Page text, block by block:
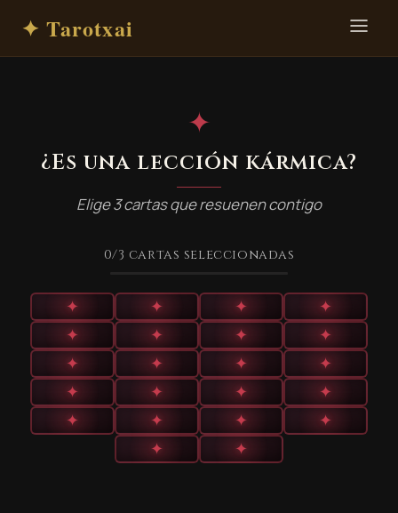
✦ Tarotxai
✦
¿Es una lección kármica?
Elige 3 cartas que resuenen contigo
0/3 cartas seleccionadas
✦ ✦ ✦
✦
✦
✦ ✦
✦
✦
✦ ✦
✦
✦
✦ ✦
✦
✦
✦ ✦
✦
✦
✦